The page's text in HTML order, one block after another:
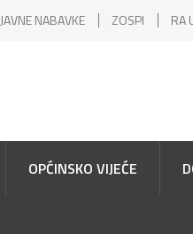
JAVNE NABAVKE ZOSPI RA
OPĆINSKO VIJEĆE